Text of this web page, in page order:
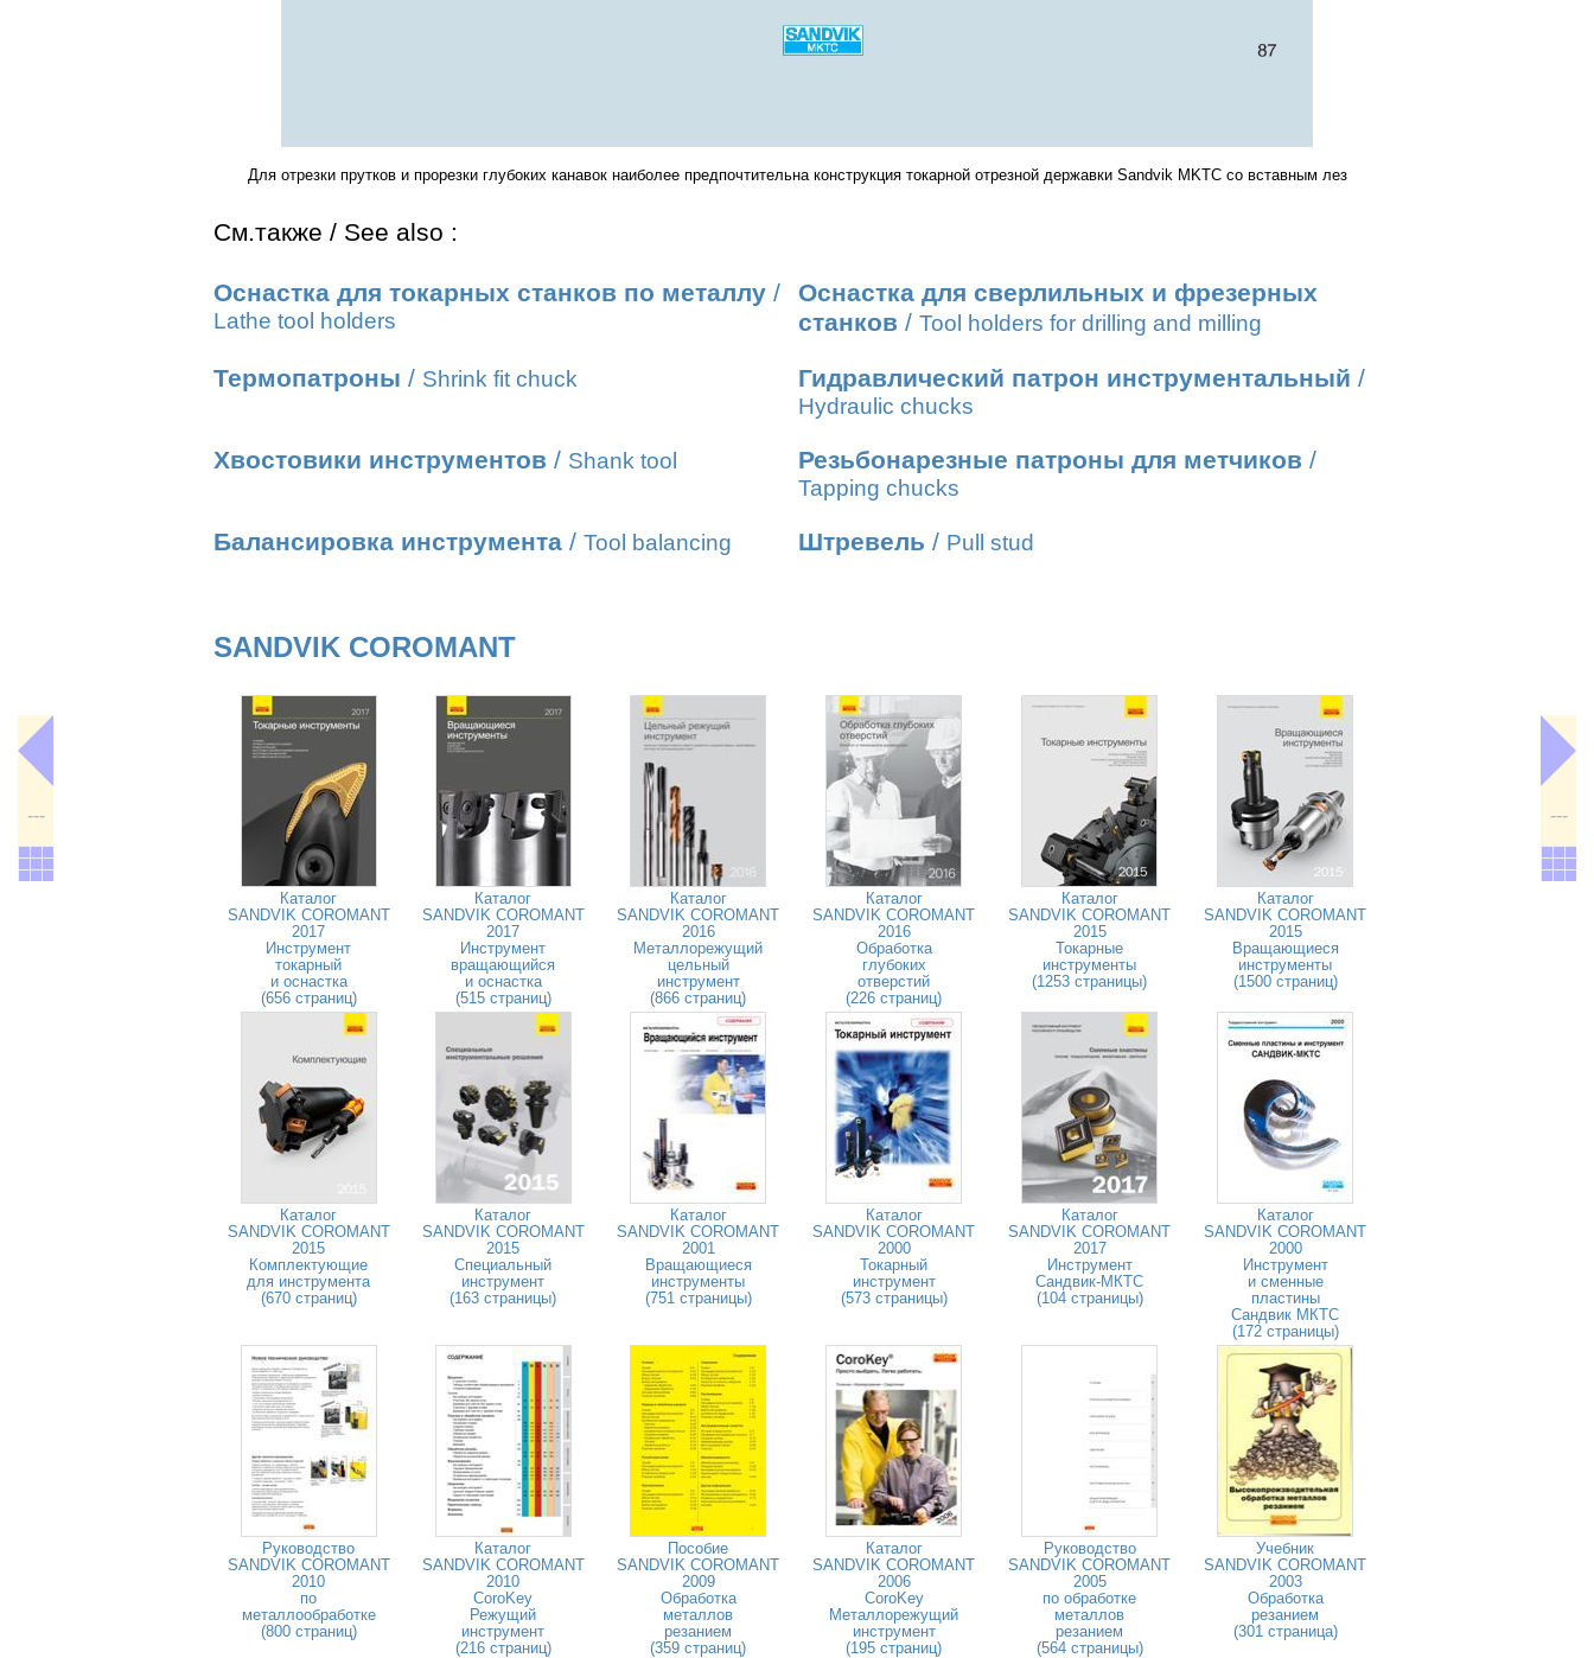
Для отрезки прутков и прорезки глубоких канавок наиболее предпочтительна конструкция токарной отрезной державки Sandvik MKTC со вставным лез
См.также / See also :
Оснастка для токарных станков по металлу /
Lathe tool holders
Оснастка для сверлильных и фрезерных
станков / Tool holders for drilling and milling
Термопатроны / Shrink fit chuck Гидравлический патрон инструментальный /
Hydraulic chucks
Хвостовики инструментов / Shank tool Резьбонарезные патроны для метчиков /
Tapping chucks
Балансировка инструмента / Tool balancing Штревель / Pull stud
SANDVIK COROMANT
Каталог
SANDVIK COROMANT
2017
Инструмент
токарный
и оснастка
(656 страниц)
Каталог
SANDVIK COROMANT
2017
Инструмент
вращающийся
и оснастка
(515 страниц)
Каталог
SANDVIK COROMANT
2016
Металлорежущий
цельный
инструмент
(866 страниц)
Каталог
SANDVIK COROMANT
2016
Обработка
глубоких
отверстий
(226 страниц)
Каталог
SANDVIK COROMANT
2015
Токарные
инструменты
(1253 страницы)
Каталог
SANDVIK COROMANT
2015
Вращающиеся
инструменты
(1500 страниц)
Каталог
SANDVIK COROMANT
2015
Комплектующие
для инструмента
(670 страниц)
Каталог
SANDVIK COROMANT
2015
Специальный
инструмент
(163 страницы)
Каталог
SANDVIK COROMANT
2001
Вращающиеся
инструменты
(751 страницы)
Каталог
SANDVIK COROMANT
2000
Токарный
инструмент
(573 страницы)
Каталог
SANDVIK COROMANT
2017
Инструмент
Сандвик-МКТС
(104 страницы)
Каталог
SANDVIK COROMANT
2000
Инструмент
и сменные
пластины
Сандвик МКТС
(172 страницы)
Руководство
SANDVIK COROMANT
2010
по
металлообработке
(800 страниц)
Каталог
SANDVIK COROMANT
2010
CoroKey
Режущий
инструмент
(216 страниц)
Пособие
SANDVIK COROMANT
2009
Обработка
металлов
резанием
(359 страниц)
Каталог
SANDVIK COROMANT
2006
CoroKey
Металлорежущий
инструмент
(195 страниц)
Руководство
SANDVIK COROMANT
2005
по обработке
металлов
резанием
(564 страницы)
Учебник
SANDVIK COROMANT
2003
Обработка
резанием
(301 страница)
--- ---